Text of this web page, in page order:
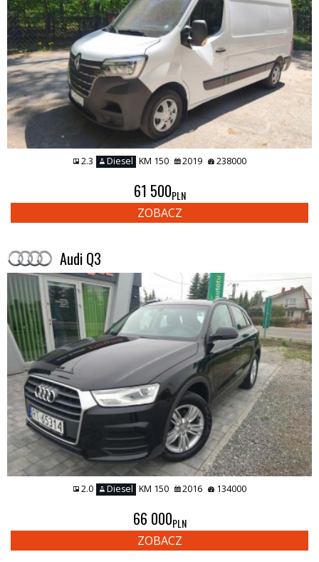
2.3 Diesel KM 150 2019 238000
61 500PLN
ZOBACZ
Audi Q3
2.0 Diesel KM 150 2016 134000
66 000PLN
ZOBACZ